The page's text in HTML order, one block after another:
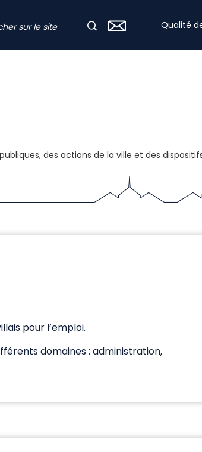
Qualité
des actions de la ville et des
pour l’emploi.
domaines : administration,